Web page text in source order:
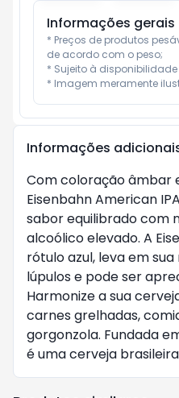
Informações gerais
* Preços de produtos
de acordo com o peso;
* Sujeito à
* Imagem meramente
Informações
Com coloração âmbar
Eisenbahn American
sabor equilibrado com
alcoólico elevado. A
rótulo azul, leva em
lúpulos e pode ser
Harmonize a sua
carnes grelhadas,
gorgonzola. Fundada
é uma cerveja